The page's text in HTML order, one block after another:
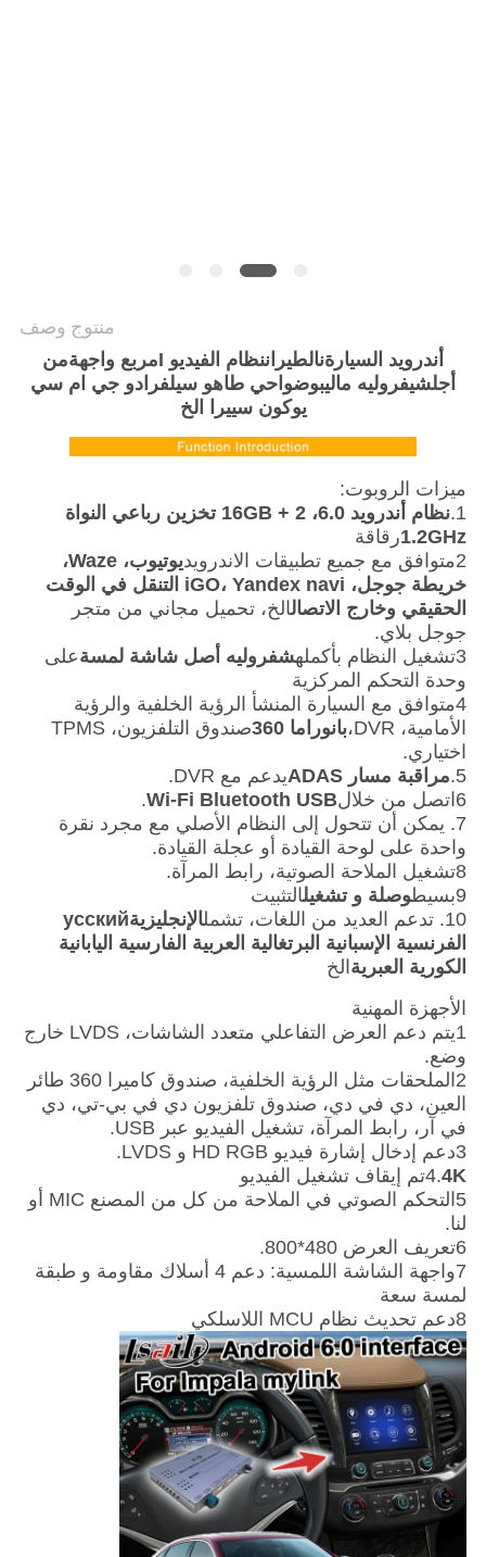
منتوج وصف
أندرويد السيارةنالطيراننظام الفيديو I مربع واجهةمن
أجلشيفروليه ماليبوضواحي طاهو سيلفرادو جي ام سي
يوكون سييرا الخ
ميزات الروبوت:
1.
نظام أندرويد 6.0، 2 + 16GB تخزين رباعي النواة
1.2GHzرقاقة
2متوافق مع جميع تطبيقات الاندرويد
يوتيوب، Waze،
خريطة جوجل، iGO، Yandex navi التنقل في الوقت
الحقيقي وخارج الاتصالالخ، تحميل مجاني من متجر
جوجل بلاي.
3تشغيل النظام بأكمله
شفروليه أصل شاشة لمسةعلى
وحدة التحكم المركزية
4متوافق مع السيارة المنشأ الرؤية الخلفية والرؤية
الأمامية، DVR،
بانوراما 360
صندوق التلفزيون، TPMS
اختياري.
5. مراقبة مسار ADAS
يدعم مع DVR.
6اتصل من خلال
Wi-Fi Bluetooth USB
.
7. يمكن أن تتحول إلى النظام الأصلي مع مجرد نقرة
واحدة على لوحة القيادة أو عجلة القيادة.
8تشغيل الملاحة الصوتية، رابط المرآة.
9بسيط
وصلة و تشغيلالتثبيت
10. تدعم العديد من اللغات، تشمل
الإنجليزيةусский
الفرنسية الإسبانية البرتغالية العربية الفارسية اليابانية
الكورية العبريةالخ
الأجهزة المهنية
1يتم دعم العرض التفاعلي متعدد الشاشات، LVDS خارج
وضع.
2الملحقات مثل الرؤية الخلفية، صندوق كاميرا 360 طائر
العين، دي في دي، صندوق تلفزيون دي في بي-تي، دي
في آر، رابط المرآة، تشغيل الفيديو عبر USB.
3دعم إدخال إشارة فيديو HD RGB و LVDS.
4.4K
تم إيقاف تشغيل الفيديو
5التحكم الصوتي في الملاحة من كل من المصنع MIC أو
لنا.
6تعريف العرض 480*800.
7واجهة الشاشة اللمسية: دعم 4 أسلاك مقاومة و طبقة
لمسة سعة
8دعم تحديث نظام MCU اللاسلكي